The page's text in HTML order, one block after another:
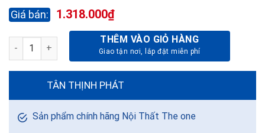
1.318.000₫
BÀN CAFE B40 - MẶT KÍNH số lượngTHÊM VÀO GIỎ HÀNG
TÂN THỊNH PHÁT
Sản phẩm chính hãng Nội Thất The one